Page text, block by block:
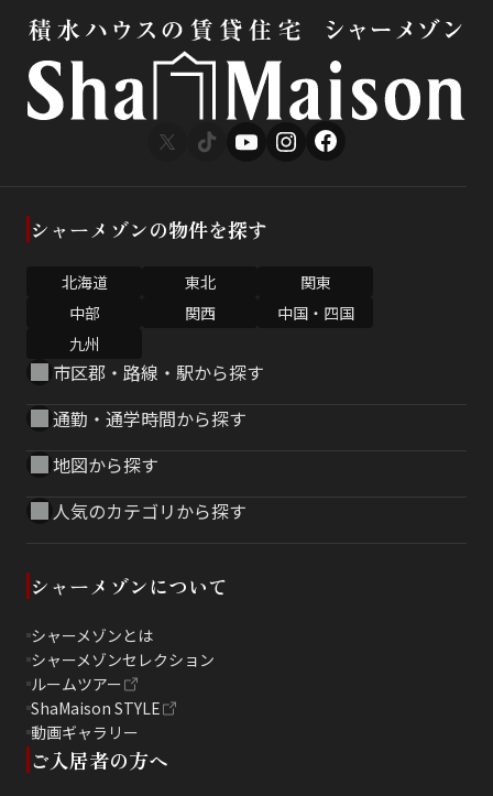
シャーメゾンの物件を探す
北海道 東北
関東
中部
関西
中国・四国
九州
市区郡・路線・駅から探す
通勤・通学時間から探す
地図から探す
人気のカテゴリから探す
シャーメゾンについて
シャーメゾンとは
シャーメゾンセレクション
ルームツアー
ShaMaison STYLE
動画ギャラリー
ご入居者の方へ